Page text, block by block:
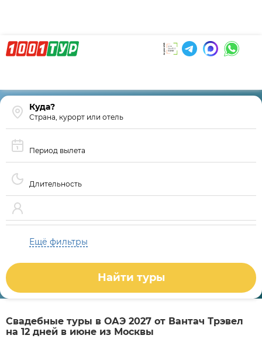
Страна, курорт или отель
Период вылета
Длительность
Ещё фильтры
Найти туры
Свадебные туры в ОАЭ 2027 от Вантач Трэвел
на 12 дней в июне из Москвы